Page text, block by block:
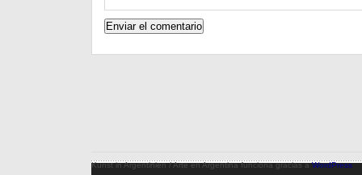
Kunst in Argentinien / Arte en Argentina funciona gracias aWordPress